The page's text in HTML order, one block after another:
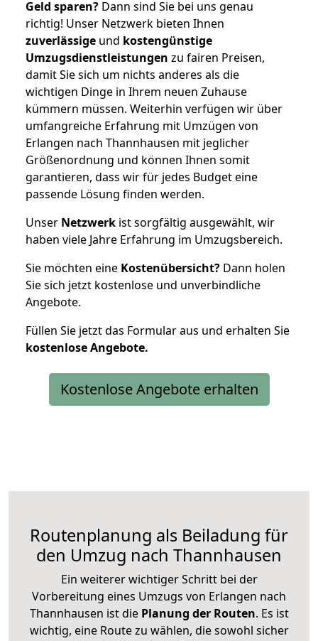
Geld sparen? Dann sind Sie bei uns genau
richtig! Unser Netzwerk bieten Ihnen
zuverlässige und kostengünstige
Umzugsdienstleistungen zu fairen Preisen,
damit Sie sich um nichts anderes als die
wichtigen Dinge in Ihrem neuen Zuhause
kümmern müssen. Weiterhin verfügen wir über
umfangreiche Erfahrung mit Umzügen von
Erlangen nach Thannhausen mit jeglicher
Größenordnung und können Ihnen somit
garantieren, dass wir für jedes Budget eine
passende Lösung finden werden.
Unser Netzwerk ist sorgfältig ausgewählt, wir
haben viele Jahre Erfahrung im Umzugsbereich.
Sie möchten eine Kostenübersicht? Dann holen
Sie sich jetzt kostenlose und unverbindliche
Angebote.
Füllen Sie jetzt das Formular aus und erhalten Sie
kostenloseAngebote.
Kostenlose Angebote erhalten
Routenplanung als Beiladung für
den Umzug nach Thannhausen
Ein weiterer wichtiger Schritt bei der
Vorbereitung eines Umzugs von Erlangen nach
Thannhausen ist diePlanung der Routen. Es ist
wichtig, eine Route zu wählen, die sowohl sicher